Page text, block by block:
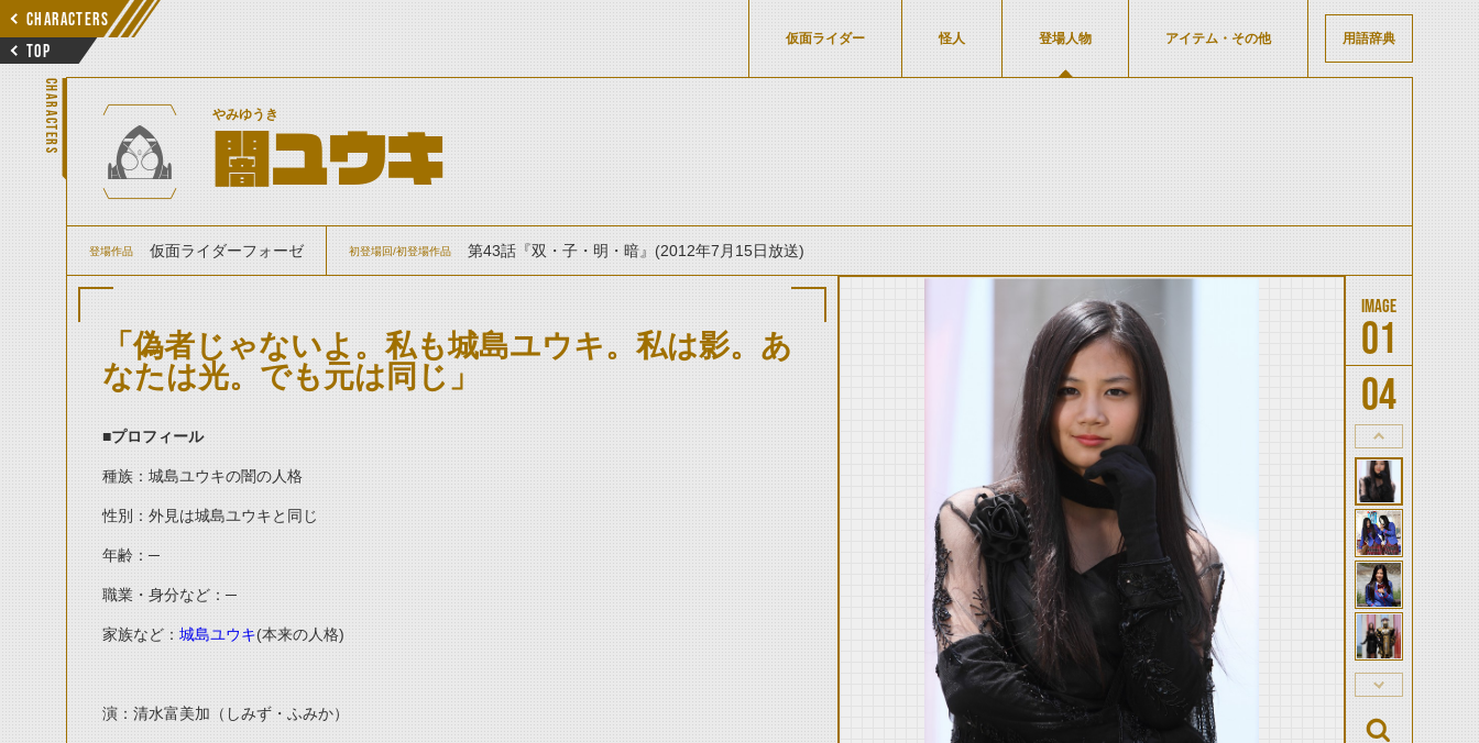
CHARACTERS
TOP
仮面ライダー 怪人 登場人物 アイテム・その他 用語辞典
CHARACTERS やみゆうき
闇ユウキ
登場作品 仮面ライダーフォーゼ 初登場回/初登場作品 第43話『双・子・明・暗』(2012年7月15日放送)
「偽者じゃないよ。私も城島ユウキ。私は影。あ
なたは光。でも元は同じ」
■プロフィール
種族：城島ユウキの闇の人格
性別：外見は城島ユウキと同じ
年齢：─
職業・身分など：─
家族など： 城島ユウキ(本来の人格)
演：清水富美加（しみず・ふみか）
01
04